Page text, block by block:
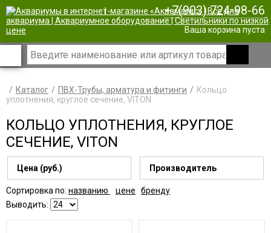
| +7(903) 724-98-66
Ваша корзина пуста
Каталог ПВХ-Трубы, арматура и фитинги
Кольцо
уплотнения, круглое сечение, VITON
КОЛЬЦО УПЛОТНЕНИЯ, КРУГЛОЕ
СЕЧЕНИЕ, VITON
Цена (руб.) Производитель
Сортировка по: названию цене
бренду
Выводить: